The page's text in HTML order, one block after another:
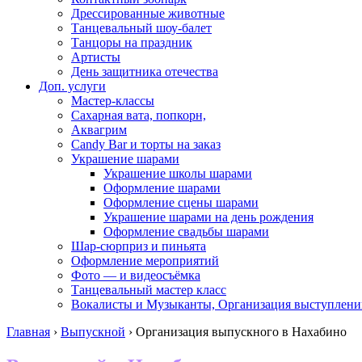
Дрессированные животные
Танцевальный шоу-балет
Танцоры на праздник
Артисты
День защитника отечества
Доп. услуги
Мастер-классы
Сахарная вата, попкорн,
Аквагрим
Candy Bar и торты на заказ
Украшение шарами
Украшение школы шарами
Оформление шарами
Оформление сцены шарами
Украшение шарами на день рождения
Оформление свадьбы шарами
Шар-сюрприз и пиньята
Оформление мероприятий
Фото — и видеосъёмка
Танцевальный мастер класс
Вокалисты и Музыканты, Организация
Главная › Выпускной › Организация выпускного в Нахабино